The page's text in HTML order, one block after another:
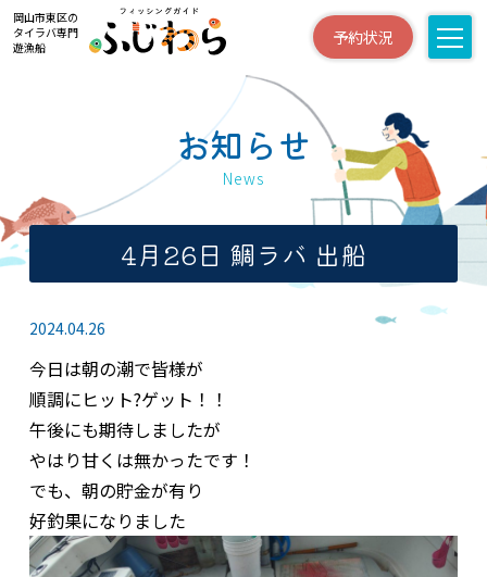
岡山市東区の
タイラバ専門
遊漁船
予約状況
お知らせ
News
4月26日 鯛ラバ 出船
2024.04.26
今日は朝の潮で皆様が
順調にヒット?ゲット！！
午後にも期待しましたが
やはり甘くは無かったです！
でも、朝の貯金が有り
好釣果になりました